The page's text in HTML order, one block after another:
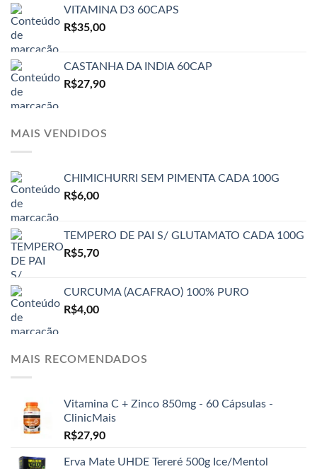
VITAMINA D3 60CAPS
R$35,00
CASTANHA DA INDIA 60CAP
R$27,90
MAIS VENDIDOS
CHIMICHURRI SEM PIMENTA CADA 100G
R$6,00
TEMPERO DE PAI S/ GLUTAMATO CADA 100G
R$5,70
CURCUMA (ACAFRAO) 100% PURO
R$4,00
MAIS RECOMENDADOS
Vitamina C + Zinco 850mg - 60 Cápsulas -
ClinicMais
R$27,90
Erva Mate UHDE Tereré 500g Ice/Mentol